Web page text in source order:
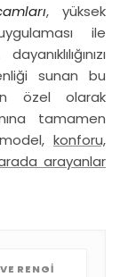
, yüksek
ile
sunan bu
özel olarak
tamamen
konforu,
arayanlar
RENGI